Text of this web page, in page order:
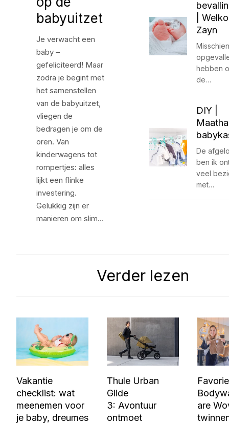
babyuitzet
Je verwacht een
baby –
gefeliciteerd! Maar
zodra je begint met
het samenstellen
van de babyuitzet,
vliegen de
bedragen je om de
oren. Van
kinderwagens tot
rompertjes: alles
lijkt een flinke
investering.
Gelukkig zijn er
manieren om slim…
|
Zayn
hebben
de…
DIY |
De
ben ik
veel
met…
Verder lezen
Vakantie
checklist: wat
meenemen voor
je baby, dreumes
Thule Urban
Glide
3: Avontuur
ontmoet
are